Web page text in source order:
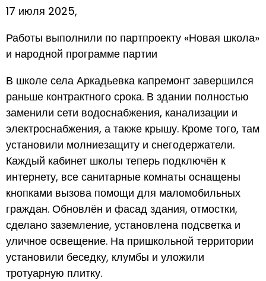
17 июля 2025,
Работы выполнили по партпроекту «Новая школа»
и народной программе партии
В школе села Аркадьевка капремонт завершился
раньше контрактного срока. В здании полностью
заменили сети водоснабжения, канализации и
электроснабжения, а также крышу. Кроме того, там
установили молниезащиту и снегодержатели.
Каждый кабинет школы теперь подключён к
интернету, все санитарные комнаты оснащены
кнопками вызова помощи для маломобильных
граждан. Обновлён и фасад здания, отмостки,
сделано заземление, установлена подсветка и
уличное освещение. На пришкольной территории
установили беседку, клумбы и уложили
тротуарную плитку.